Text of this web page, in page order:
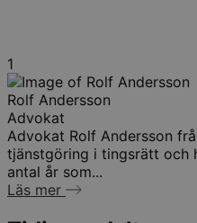
1
Rolf Andersson
Advokat
Advokat Rolf Andersson
tjänstgöring i tingsrätt och
antal år som...
Läs mer